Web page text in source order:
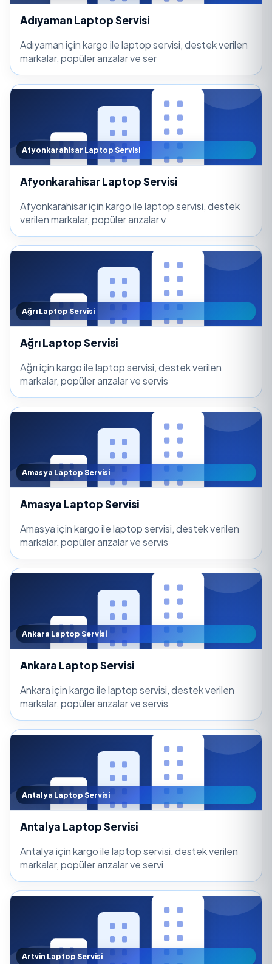
Adıyaman Laptop Servisi
Adıyaman için kargo ile laptop servisi, destek verilen
markalar, popüler arızalar ve ser
Afyonkarahisar Laptop Servisi
Afyonkarahisar Laptop Servisi
Afyonkarahisar için kargo ile laptop servisi, destek
verilen markalar, popüler arızalar v
Ağrı Laptop Servisi
Ağrı Laptop Servisi
Ağrı için kargo ile laptop servisi, destek verilen
markalar, popüler arızalar ve servis
Amasya Laptop Servisi
Amasya Laptop Servisi
Amasya için kargo ile laptop servisi, destek verilen
markalar, popüler arızalar ve servis
Ankara Laptop Servisi
Ankara Laptop Servisi
Ankara için kargo ile laptop servisi, destek verilen
markalar, popüler arızalar ve servis
Antalya Laptop Servisi
Antalya Laptop Servisi
Antalya için kargo ile laptop servisi, destek verilen
markalar, popüler arızalar ve servi
Artvin Laptop Servisi